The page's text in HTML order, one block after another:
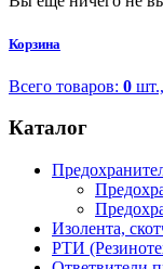
Корзина
Всего товаров: 0
Каталог
Изолента,
РТИ